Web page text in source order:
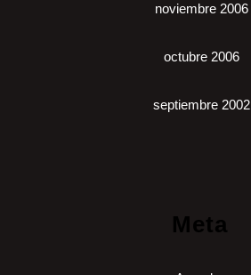
noviembre 2006
octubre 2006
septiembre 2002
Meta